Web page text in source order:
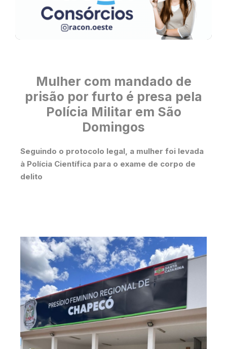
Mulher com mandado de
prisão por furto é presa pela
Polícia Militar em São
Domingos
Seguindo o protocolo legal, a mulher foi levada
à Polícia Científica para o exame de corpo de
delito